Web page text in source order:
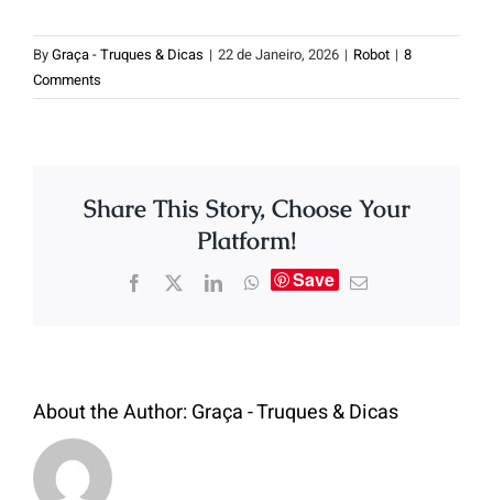
ByGraça - Truques & Dicas | 22 de Janeiro, 2026 | Robot | 8
Comments
Share This Story, Choose Your
Platform!
Save
About the Author:Graça - Truques & Dicas